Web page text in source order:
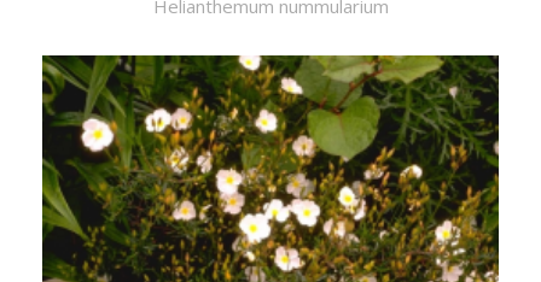
Helianthemum nummularium